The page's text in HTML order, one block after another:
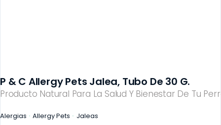
Producto Natural Para La Salud Y Bienestar De Tu
P & C Allergy Pets Jalea, Tubo De 30 G.
Alergias Allergy Pets Jaleas